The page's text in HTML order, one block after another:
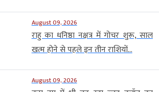
August 09, 2026
राहु का धनिष्ठा नक्षत्र में गोचर शुरू, साल
खत्म होने से पहले इन तीन राशियों...
August 09, 2026